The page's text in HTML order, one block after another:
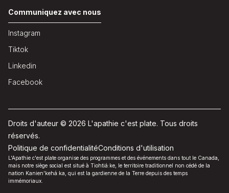
Communiquez avec nous
Instagram
Tiktok
Linkedin
Facebook
Droits d'auteur © 2026 L'apathie c'est plate. Tous droits
réservés.
Politique de confidentialitéConditions d'utilisation
L'Apathie c'est plate organise des programmes et des événements dans tout le Canada,
mais notre siège social est situé à Tiohtiá:ke, le territoire traditionnel non cédé de la
nation Kanien'kehá:ka, qui est la gardienne de la Terre depuis des temps
immémoriaux.